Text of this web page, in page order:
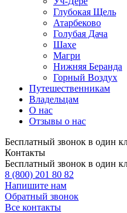
Глубокая Щель
Атарбеково
Голубая Дача
Шахе
Магри
Нижняя Беранда
Горный Воздух
Путешественникам
Владельцам
О нас
Отзывы о нас
Бесплатный звонок в один
Контакты
Бесплатный звонок в один
8 (800) 201 80 82
Напишите нам
Обратный звонок
Все контакты